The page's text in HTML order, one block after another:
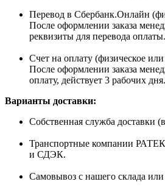
Перевод в Сбербанк.Онлайн
После оформлении заказа
реквизиты для перевода оплаты.
Счет на оплату (физическое
После оформлении заказа
оплату, действует 3 рабочих дня.
Варианты доставки:
Собственная служба доставки
Транспортные компании
и СДЭК.
Самовывоз с нашего склада или